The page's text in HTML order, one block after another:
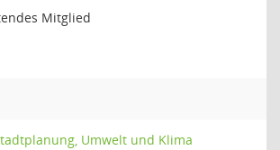
Mitglied
Umwelt und Klima